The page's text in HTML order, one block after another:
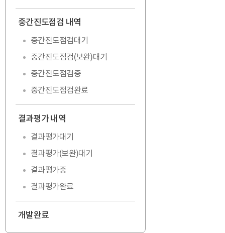
중간진도점검 내역
중간진도점검대기
중간진도점검(보완)대기
중간진도점검중
중간진도점검완료
결과평가 내역
결과평가대기
결과평가(보완)대기
결과평가중
결과평가완료
개발완료